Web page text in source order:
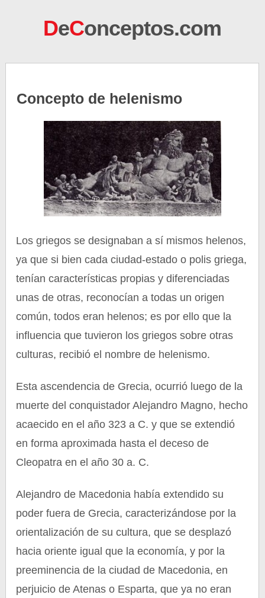
DeConceptos.com
Concepto de helenismo
Los griegos se designaban a sí mismos helenos,
ya que si bien cada ciudad-estado o polis griega,
tenían características propias y diferenciadas
unas de otras, reconocían a todas un origen
común, todos eran helenos; es por ello que la
influencia que tuvieron los griegos sobre otras
culturas, recibió el nombre de helenismo.
Esta ascendencia de Grecia, ocurrió luego de la
muerte del conquistador Alejandro Magno, hecho
acaecido en el año 323 a C. y que se extendió
en forma aproximada hasta el deceso de
Cleopatra en el año 30 a. C.
Alejandro de Macedonia había extendido su
poder fuera de Grecia, caracterizándose por la
orientalización de su cultura, que se desplazó
hacia oriente igual que la economía, y por la
preeminencia de la ciudad de Macedonia, en
perjuicio de Atenas o Esparta, que ya no eran